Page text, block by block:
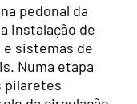
pedonal da
instalação de
sistemas de
Numa etapa
pilaretes